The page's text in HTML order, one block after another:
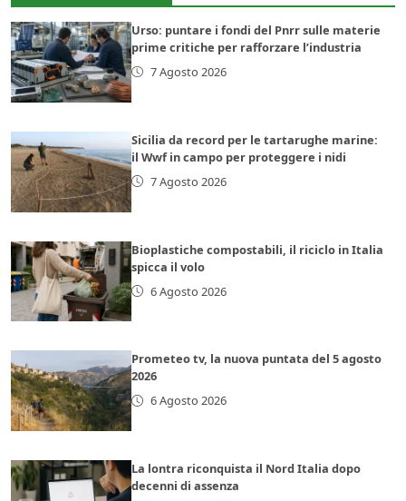
Urso: puntare i fondi del Pnrr sulle materie
prime critiche per rafforzare l’industria
7 Agosto 2026
Sicilia da record per le tartarughe marine:
il Wwf in campo per proteggere i nidi
7 Agosto 2026
Bioplastiche compostabili, il riciclo in Italia
spicca il volo
6 Agosto 2026
Prometeo tv, la nuova puntata del 5 agosto
2026
6 Agosto 2026
La lontra riconquista il Nord Italia dopo
decenni di assenza